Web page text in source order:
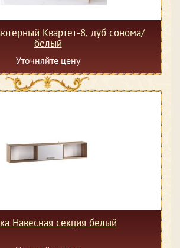
Квартет-8, дуб сонома/
белый
Уточняйте цену
Навесная секция белый